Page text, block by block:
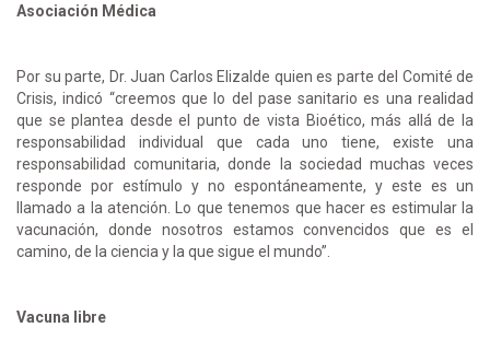
Asociación Médica
Por su parte, Dr. Juan Carlos Elizalde quien es parte del Comité de
Crisis, indicó “creemos que lo del pase sanitario es una realidad
que se plantea desde el punto de vista Bioético, más allá de la
responsabilidad individual que cada uno tiene, existe una
responsabilidad comunitaria, donde la sociedad muchas veces
responde por estímulo y no espontáneamente, y este es un
llamado a la atención. Lo que tenemos que hacer es estimular la
vacunación, donde nosotros estamos convencidos que es el
camino, de la ciencia y la que sigue el mundo”.
Vacuna libre